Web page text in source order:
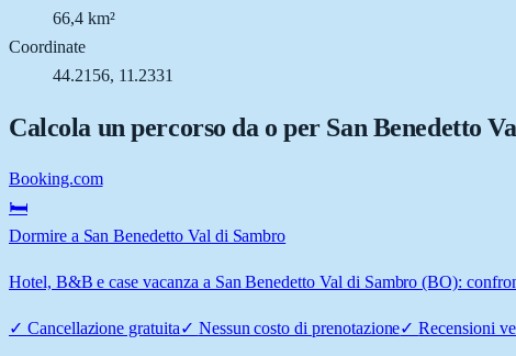
66,4 km²
Coordinate
44.2156, 11.2331
Calcola un percorso da o per San Benedetto
Booking.com
🛏️
Dormire a San Benedetto Val di Sambro
Hotel, B&B e case vacanza a San Benedetto Val di Sambro (BO):
✓ Cancellazione gratuita✓ Nessun costo di prenotazione✓Recensioni